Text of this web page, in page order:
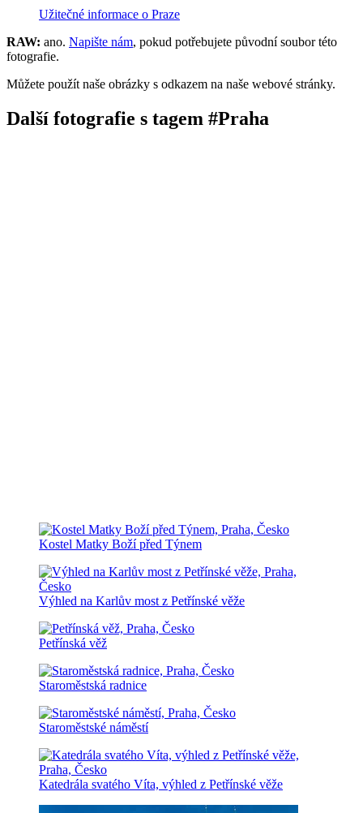
Užitečné informace o Praze
RAW: ano. Napište nám, pokud potřebujete původní soubor této
fotografie.
Můžete použít naše obrázky s odkazem na naše webové stránky.
Další fotografie s tagem #Praha
Kostel Matky Boží před Týnem
Výhled na Karlův most z Petřínské věže
Petřínská věž
Staroměstská radnice
Staroměstské náměstí
Katedrála svatého Víta, výhled z Petřínské věže